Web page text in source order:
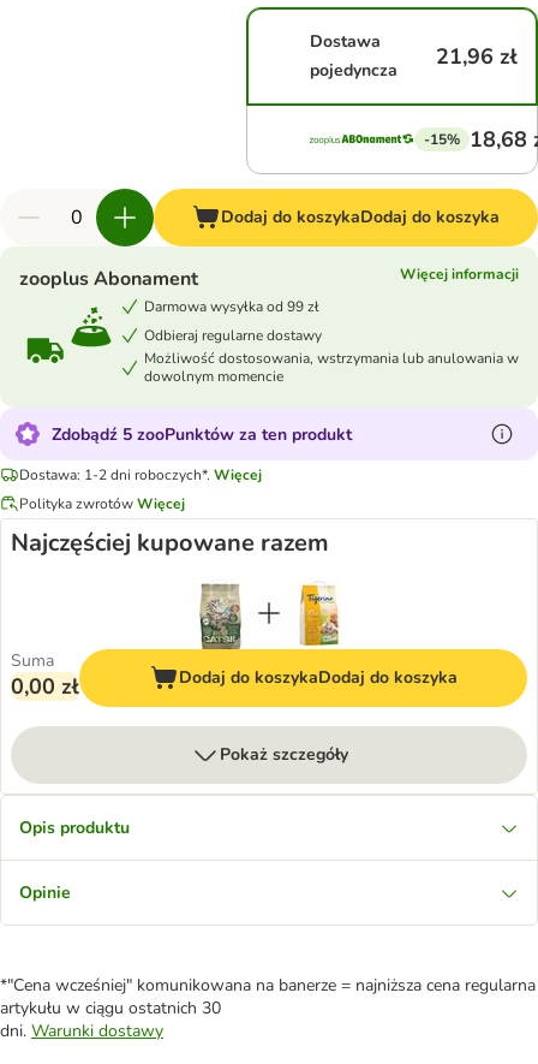
Dostawa
pojedyncza
21,96 zł
-15% 18,68
Dodaj do koszykaDodaj do koszyka
zooplus Abonament
Więcej informacji
Darmowa wysyłka od 99 zł
Odbieraj regularne dostawy
Możliwość dostosowania, wstrzymania lub anulowania w
dowolnym momencie
Zdobądź 5 zooPunktów za ten produkt
Dostawa: 1-2 dni roboczych*. Więcej
Polityka zwrotówWięcej
Najczęściej kupowane razem
Suma
0,00 zł Dodaj do koszykaDodaj do koszyka
Pokaż szczegóły
Opis produktu
Opinie
*"Cena wcześniej" komunikowana na banerze = najniższa cena regularna
artykułu w ciągu ostatnich 30
dni. Warunki dostawy